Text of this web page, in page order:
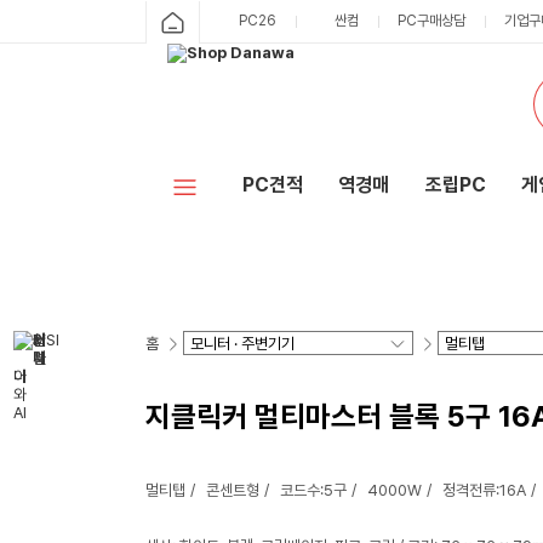
PC26 싼컴 PC구매상담 기업
PC견적 역경매 조립PC 게
홈
지클릭커 멀티마스터 블록 5구
멀티탭 콘센트형 코드수:5구 4000W 정격전류:16A